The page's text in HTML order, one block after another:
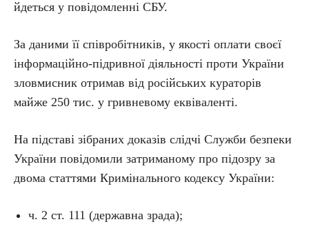
йдеться у повідомленні СБУ.
За даними її співробітників, у якості оплати своєї
інформаційно-підривної діяльності проти України
зловмисник отримав від російських кураторів
майже 250 тис. у гривневому еквіваленті.
На підставі зібраних доказів слідчі Служби безпеки
України повідомили затриманому про підозру за
двома статтями Кримінального кодексу України:
ч. 2 ст. 111 (державна зрада);